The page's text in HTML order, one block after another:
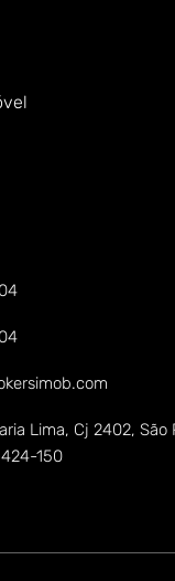
Lima, Cj 2402, São
150